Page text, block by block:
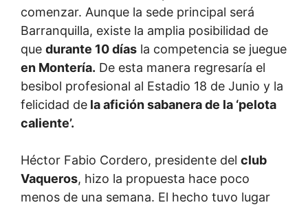
comenzar. Aunque la sede principal será
Barranquilla, existe la amplia posibilidad de
que durante 10 días la competencia se juegue
en Montería. De esta manera regresaría el
besibol profesional al Estadio 18 de Junio y la
felicidad de la afición sabanera de la ‘pelota
caliente’.
Héctor Fabio Cordero, presidente del club
Vaqueros, hizo la propuesta hace poco
menos de una semana. El hecho tuvo lugar